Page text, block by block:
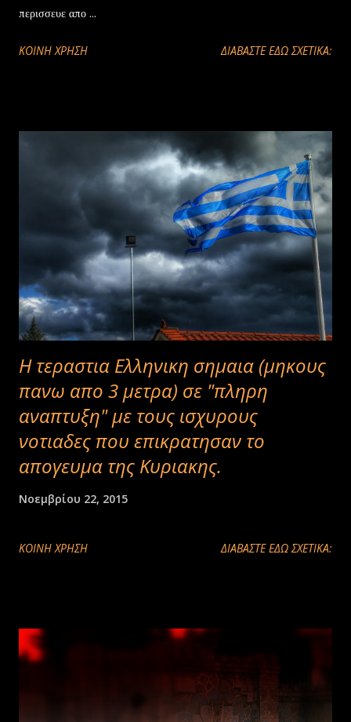
περισσευε απο ...
ΚΟΙΝΉ ΧΡΉΣΗ ΔΙΑΒΑΣΤΕ ΕΔΩ ΣΧΕΤΙΚΑ:
H τεραστια Ελληνικη σημαια (μηκους
πανω απο 3 μετρα) σε "πληρη
αναπτυξη" με τους ισχυρους
νοτιαδες που επικρατησαν το
απογευμα της Κυριακης.
Νοεμβρίου 22, 2015
ΚΟΙΝΉ ΧΡΉΣΗ ΔΙΑΒΑΣΤΕ ΕΔΩ ΣΧΕΤΙΚΑ: